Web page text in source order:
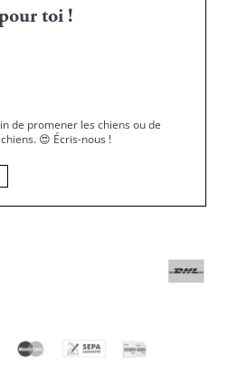
toi !
de promener les chiens ou de
😍 Écris-nous !